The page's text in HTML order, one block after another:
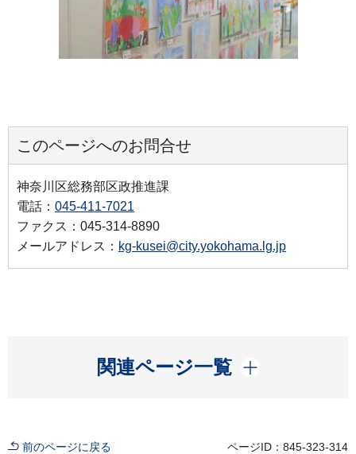
このページへのお問合せ
神奈川区総務部区政推進課
電話： 045-411-7021
ファクス：045-314-8890
メールアドレス： kg-kusei@city.yokohama.lg.jp
関連ページ一覧
開く
前のページに戻る ページID：845-323-314